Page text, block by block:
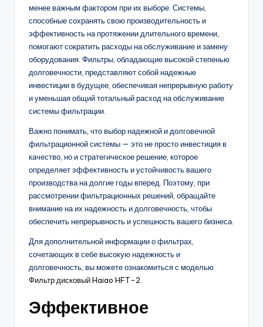
менее важным фактором при их выборе. Системы,
способные сохранять свою производительность и
эффективность на протяжении длительного времени,
помогают сократить расходы на обслуживание и замену
оборудования. Фильтры, обладающие высокой степенью
долговечности, представляют собой надежные
инвестиции в будущее, обеспечивая непрерывную работу
и уменьшая общий тотальный расход на обслуживание
системы фильтрации.
Важно понимать, что выбор надежной и долговечной
фильтрационной системы — это не просто инвестиция в
качество, но и стратегическое решение, которое
определяет эффективность и устойчивость вашего
производства на долгие годы вперед. Поэтому, при
рассмотрении фильтрационных решений, обращайте
внимание на их надежность и долговечность, чтобы
обеспечить непрерывность и успешность вашего бизнеса.
Для дополнительной информации о фильтрах,
сочетающих в себе высокую надежность и
долговечность, вы можете ознакомиться с моделью
Фильтр дисковый Haiao HFT-2
Эффективное